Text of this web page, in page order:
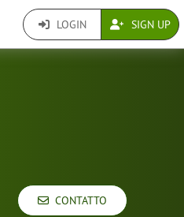
LOGIN SIGN UP
CONTATTO